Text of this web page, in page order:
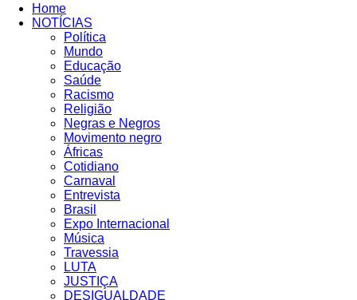
Home
NOTÍCIAS
Política
Mundo
Educação
Saúde
Racismo
Religião
Negras e Negros
Movimento negro
Áfricas
Cotidiano
Carnaval
Entrevista
Brasil
Expo Internacional
Música
Travessia
LUTA
JUSTIÇA
DESIGUALDADE